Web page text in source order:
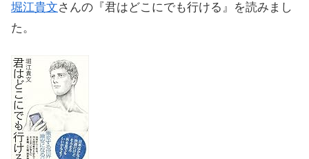
堀江貴文さんの『君はどこにでも行ける』を読みまし
た。